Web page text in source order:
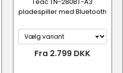
pladespiller med Bluetooth
Fra 2.799 DKK